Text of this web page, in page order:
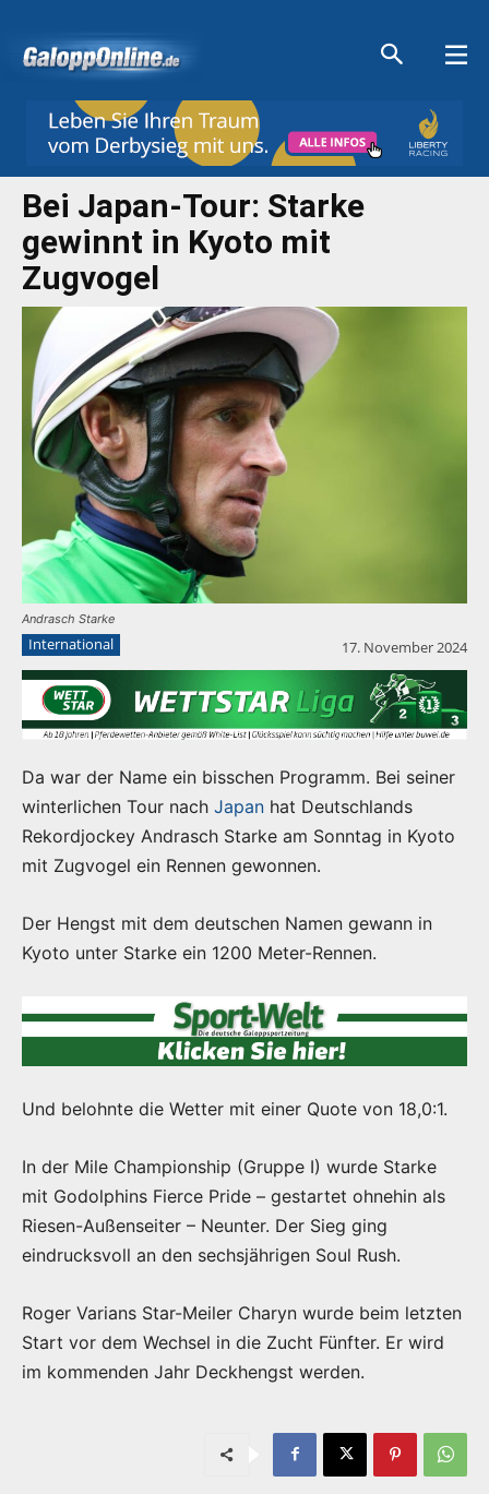
Bei Japan-Tour: Starke
gewinnt in Kyoto mit
Zugvogel
Andrasch Starke
International 17. November 2024
Da war der Name ein bisschen Programm. Bei seiner
winterlichen Tour nach Japan hat Deutschlands
Rekordjockey Andrasch Starke am Sonntag in Kyoto
mit Zugvogel ein Rennen gewonnen.
Der Hengst mit dem deutschen Namen gewann in
Kyoto unter Starke ein 1200 Meter-Rennen.
Und belohnte die Wetter mit einer Quote von 18,0:1.
In der Mile Championship (Gruppe I) wurde Starke
mit Godolphins Fierce Pride – gestartet ohnehin als
Riesen-Außenseiter – Neunter. Der Sieg ging
eindrucksvoll an den sechsjährigen Soul Rush.
Roger Varians Star-Meiler Charyn wurde beim letzten
Start vor dem Wechsel in die Zucht Fünfter. Er wird
im kommenden Jahr Deckhengst werden.